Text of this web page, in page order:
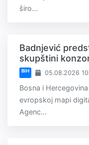
širo...
Badnjević
skupštini
BiH 05.08.2026
Bosna i
evropskoj mapi
Agenc...